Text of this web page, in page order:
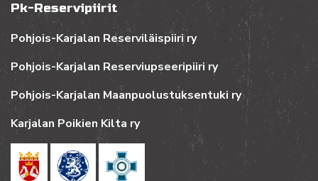
Pk-Reservipiirit
Pohjois-Karjalan Reserviläispiiri ry
Pohjois-Karjalan Reserviupseeripiiri ry
Pohjois-Karjalan Maanpuolustuksentuki ry
Karjalan Poikien Kilta ry